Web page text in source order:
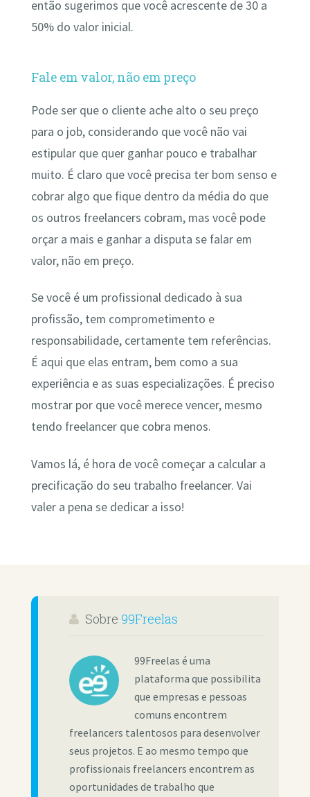
então sugerimos que você acrescente de 30 a
50% do valor inicial.
Fale em valor, não em preço
Pode ser que o cliente ache alto o seu preço
para o job, considerando que você não vai
estipular que quer ganhar pouco e trabalhar
muito. É claro que você precisa ter bom senso e
cobrar algo que fique dentro da média do que
os outros freelancers cobram, mas você pode
orçar a mais e ganhar a disputa se falar em
valor, não em preço.
Se você é um profissional dedicado à sua
profissão, tem comprometimento e
responsabilidade, certamente tem referências.
É aqui que elas entram, bem como a sua
experiência e as suas especializações. É preciso
mostrar por que você merece vencer, mesmo
tendo freelancer que cobra menos.
Vamos lá, é hora de você começar a calcular a
precificação do seu trabalho freelancer. Vai
valer a pena se dedicar a isso!
Sobre 99Freelas
99Freelas é uma
plataforma que possibilita
que empresas e pessoas
comuns encontrem
freelancers talentosos para desenvolver
seus projetos. E ao mesmo tempo que
profissionais freelancers encontrem as
oportunidades de trabalho que